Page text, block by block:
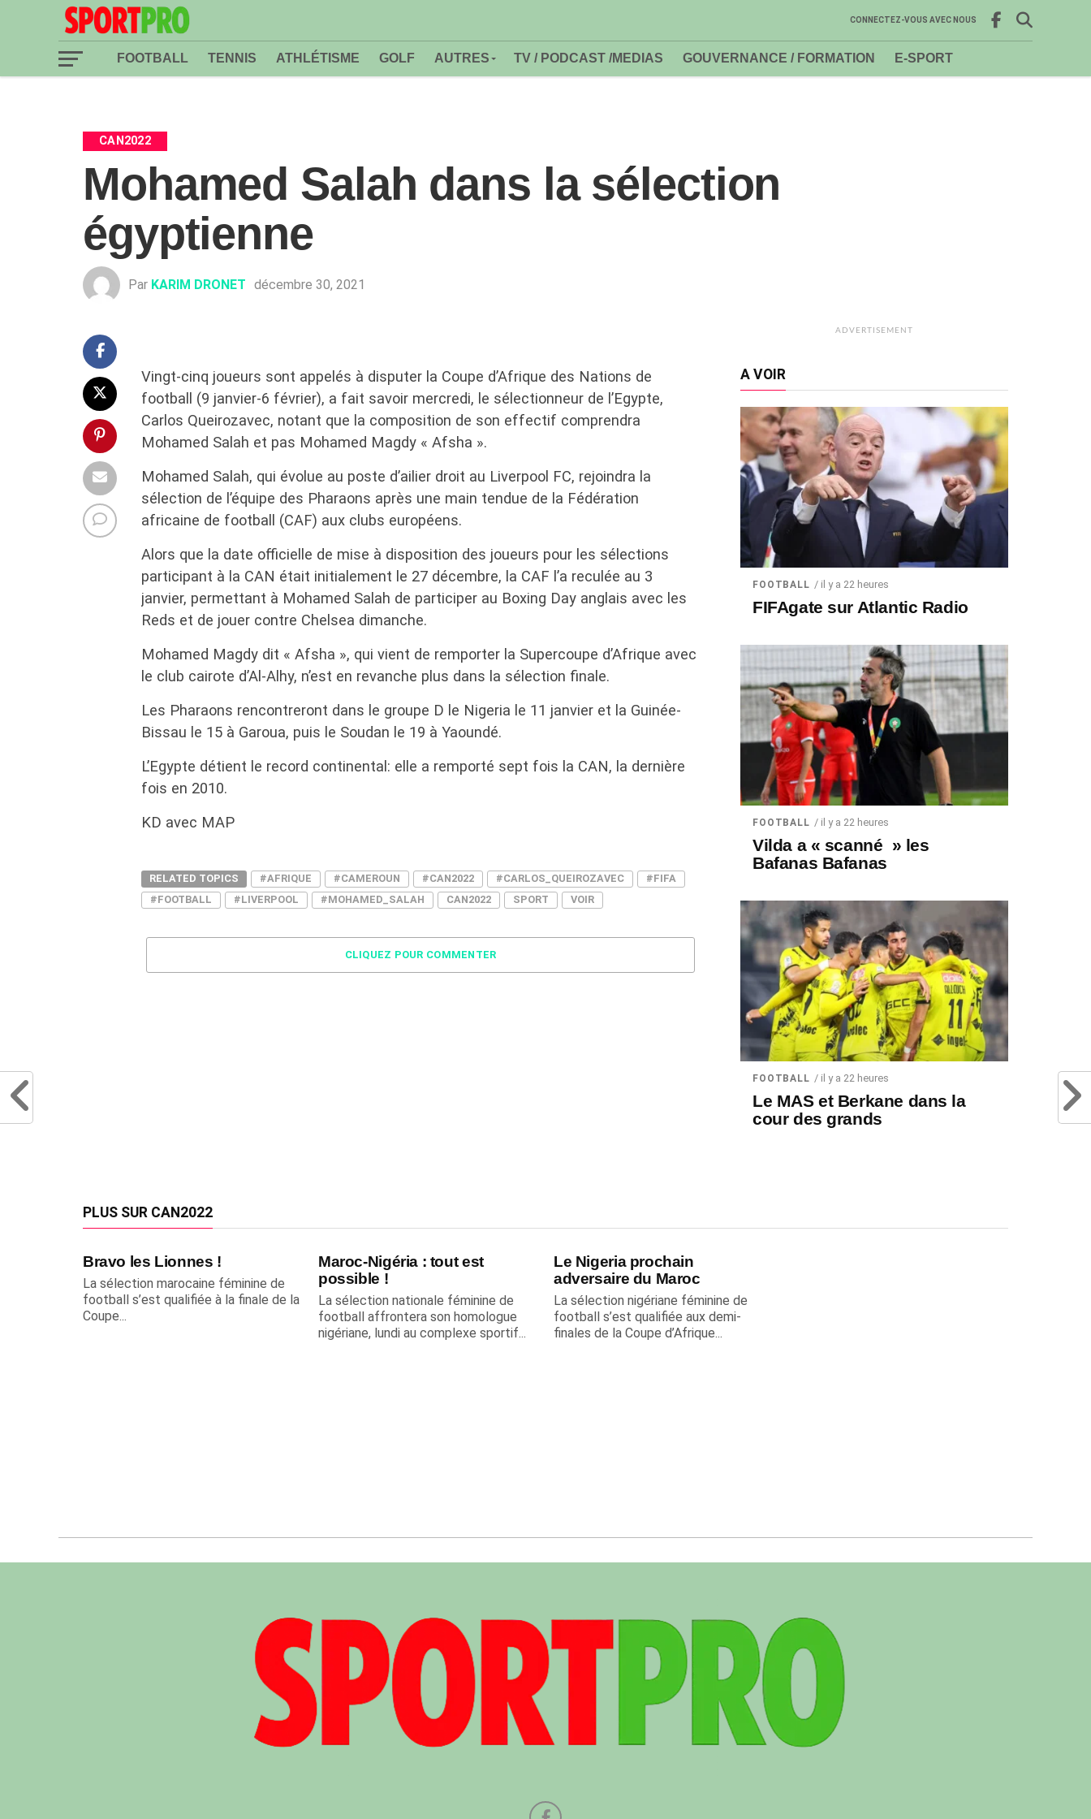
CONNECTEZ-VOUS AVEC NOUS
FOOTBALL TENNIS ATHLÉTISME GOLF AUTRES TV / PODCAST /MEDIAS GOUVERNANCE / FORMATION E-SPORT
CAN2022
Mohamed Salah dans la sélection
égyptienne
Par KARIM DRONET décembre 30, 2021
Vingt-cinq joueurs sont appelés à disputer la Coupe d’Afrique des Nations de
football (9 janvier-6 février), a fait savoir mercredi, le sélectionneur de l’Egypte,
Carlos Queirozavec, notant que la composition de son effectif comprendra
Mohamed Salah et pas Mohamed Magdy « Afsha ».
Mohamed Salah, qui évolue au poste d’ailier droit au Liverpool FC, rejoindra la
sélection de l’équipe des Pharaons après une main tendue de la Fédération
africaine de football (CAF) aux clubs européens.
Alors que la date officielle de mise à disposition des joueurs pour les sélections
participant à la CAN était initialement le 27 décembre, la CAF l’a reculée au 3
janvier, permettant à Mohamed Salah de participer au Boxing Day anglais avec les
Reds et de jouer contre Chelsea dimanche.
Mohamed Magdy dit « Afsha », qui vient de remporter la Supercoupe d’Afrique avec
le club cairote d’Al-Alhy, n’est en revanche plus dans la sélection finale.
Les Pharaons rencontreront dans le groupe D le Nigeria le 11 janvier et la Guinée-
Bissau le 15 à Garoua, puis le Soudan le 19 à Yaoundé.
L’Egypte détient le record continental: elle a remporté sept fois la CAN, la dernière
fois en 2010.
KD avec MAP
RELATED TOPICS #AFRIQUE #CAMEROUN #CAN2022 #CARLOS_QUEIROZAVEC
#FIFA
#FOOTBALL
#LIVERPOOL #MOHAMED_SALAH CAN2022 SPORT VOIR
CLIQUEZ POUR COMMENTER
ADVERTISEMENT
A VOIR
FOOTBALL / il y a 22 heures
FIFAgate sur Atlantic Radio
FOOTBALL / il y a 22 heures
Vilda a « scanné » les
Bafanas Bafanas
FOOTBALL / il y a 22 heures
Le MAS et Berkane dans la
cour des grands
PLUS SUR CAN2022
Bravo les Lionnes !
La sélection marocaine féminine de
football s’est qualifiée à la finale de la
Coupe...
Maroc-Nigéria : tout est
possible !
La sélection nationale féminine de
football affrontera son homologue
nigériane, lundi au complexe sportif...
Le Nigeria prochain
adversaire du Maroc
La sélection nigériane féminine de
football s’est qualifiée aux demi-
finales de la Coupe d’Afrique...